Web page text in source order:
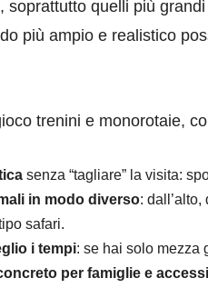
soprattutto quelli più
più ampio e realistico
trenini e monorotaie,
senza “tagliare” la visita:
in modo diverso:
safari.
i tempi: se hai solo mezza
per famiglie e